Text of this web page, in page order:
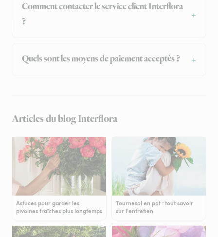
Comment contacter le service client Interflora
?
Quels sont les moyens de paiement acceptés ?
Articles du blog Interflora
Astuces pour garder les
pivoines fraîches plus longtemps
Tournesol en pot : tout savoir
sur l'entretien